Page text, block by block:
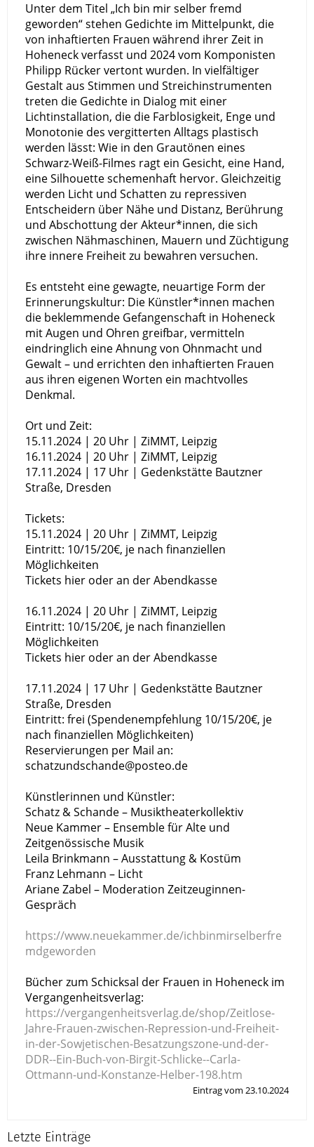
Unter dem Titel „Ich bin mir selber fremd
geworden“ stehen Gedichte im Mittelpunkt, die
von inhaftierten Frauen während ihrer Zeit in
Hoheneck verfasst und 2024 vom Komponisten
Philipp Rücker vertont wurden. In vielfältiger
Gestalt aus Stimmen und Streichinstrumenten
treten die Gedichte in Dialog mit einer
Lichtinstallation, die die Farblosigkeit, Enge und
Monotonie des vergitterten Alltags plastisch
werden lässt: Wie in den Grautönen eines
Schwarz-Weiß-Filmes ragt ein Gesicht, eine Hand,
eine Silhouette schemenhaft hervor. Gleichzeitig
werden Licht und Schatten zu repressiven
Entscheidern über Nähe und Distanz, Berührung
und Abschottung der Akteur*innen, die sich
zwischen Nähmaschinen, Mauern und Züchtigung
ihre innere Freiheit zu bewahren versuchen.
Es entsteht eine gewagte, neuartige Form der
Erinnerungskultur: Die Künstler*innen machen
die beklemmende Gefangenschaft in Hoheneck
mit Augen und Ohren greifbar, vermitteln
eindringlich eine Ahnung von Ohnmacht und
Gewalt – und errichten den inhaftierten Frauen
aus ihren eigenen Worten ein machtvolles
Denkmal.
Ort und Zeit:
15.11.2024 | 20 Uhr | ZiMMT, Leipzig
16.11.2024 | 20 Uhr | ZiMMT, Leipzig
17.11.2024 | 17 Uhr | Gedenkstätte Bautzner
Straße, Dresden
Tickets:
15.11.2024 | 20 Uhr | ZiMMT, Leipzig
Eintritt: 10/15/20€, je nach finanziellen
Möglichkeiten
Tickets hier oder an der Abendkasse
16.11.2024 | 20 Uhr | ZiMMT, Leipzig
Eintritt: 10/15/20€, je nach finanziellen
Möglichkeiten
Tickets hier oder an der Abendkasse
17.11.2024 | 17 Uhr | Gedenkstätte Bautzner
Straße, Dresden
Eintritt: frei (Spendenempfehlung 10/15/20€, je
nach finanziellen Möglichkeiten)
Reservierungen per Mail an:
schatzundschande@posteo.de
Künstlerinnen und Künstler:
Schatz & Schande – Musiktheaterkollektiv
Neue Kammer – Ensemble für Alte und
Zeitgenössische Musik
Leila Brinkmann – Ausstattung & Kostüm
Franz Lehmann – Licht
Ariane Zabel – Moderation Zeitzeuginnen-
Gespräch
https://www.neuekammer.de/ichbinmirselberfre
mdgeworden
Bücher zum Schicksal der Frauen in Hoheneck im
Vergangenheitsverlag:
https://vergangenheitsverlag.de/shop/Zeitlose-
Jahre-Frauen-zwischen-Repression-und-Freiheit-
in-der-Sowjetischen-Besatzungszone-und-der-
DDR--Ein-Buch-von-Birgit-Schlicke--Carla-
Ottmann-und-Konstanze-Helber-198.htm
Eintrag vom 23.10.2024
Letzte Einträge